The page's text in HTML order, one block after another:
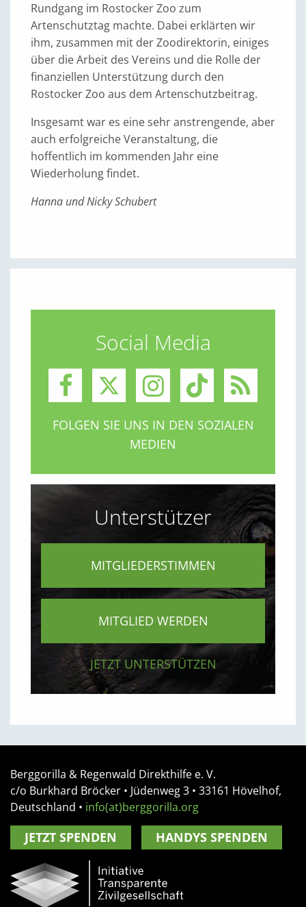
Rundgang im Rostocker Zoo zum
Artenschutztag machte. Dabei erklärten wir
ihm, zusammen mit der Zoodirektorin, einiges
über die Arbeit des Vereins und die Rolle der
finanziellen Unterstützung durch den
Rostocker Zoo aus dem Artenschutzbeitrag.
Insgesamt war es eine sehr anstrengende, aber
auch erfolgreiche Veranstaltung, die
hoffentlich im kommenden Jahr eine
Wiederholung findet.
Hanna und Nicky Schubert
Social Media
FOLGEN SIE UNS IN DEN SOZIALEN
MEDIEN
Unterstützer
MITGLIEDERSTIMMEN
MITGLIED WERDEN
JETZT UNTERSTÜTZEN
Berggorilla & Regenwald Direkthilfe e. V.
c/o Burkhard Bröcker • Jüdenweg 3 • 33161 Hövelhof,
Deutschland • info(at)berggorilla.org
JETZT SPENDEN HANDYS SPENDEN